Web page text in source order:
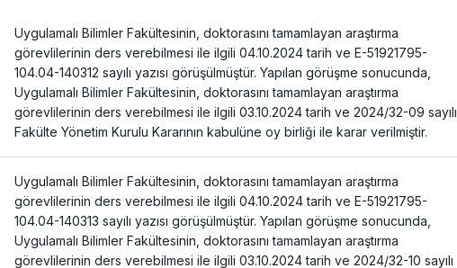
Uygulamalı Bilimler Fakültesinin, doktorasını tamamlayan araştırma
görevlilerinin ders verebilmesi ile ilgili 04.10.2024 tarih ve E-51921795-
104.04-140312 sayılı yazısı görüşülmüştür. Yapılan görüşme sonucunda,
Uygulamalı Bilimler Fakültesinin, doktorasını tamamlayan araştırma
görevlilerinin ders verebilmesi ile ilgili 03.10.2024 tarih ve 2024/32-09 sayılı
Fakülte Yönetim Kurulu Kararının kabulüne oy birliği ile karar verilmiştir.
Uygulamalı Bilimler Fakültesinin, doktorasını tamamlayan araştırma
görevlilerinin ders verebilmesi ile ilgili 04.10.2024 tarih ve E-51921795-
104.04-140313 sayılı yazısı görüşülmüştür. Yapılan görüşme sonucunda,
Uygulamalı Bilimler Fakültesinin, doktorasını tamamlayan araştırma
görevlilerinin ders verebilmesi ile ilgili 03.10.2024 tarih ve 2024/32-10 sayılı